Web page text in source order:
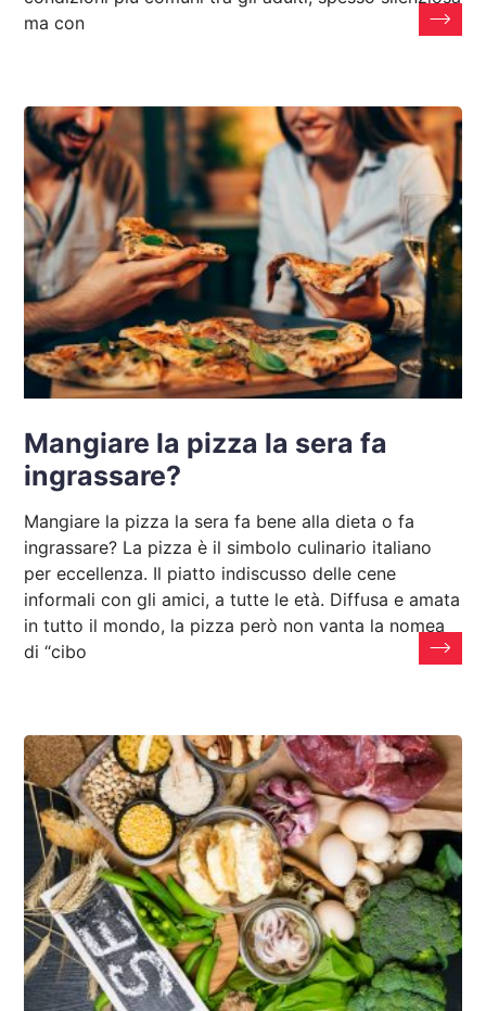
ma con
Mangiare la pizza la sera fa
ingrassare?
Mangiare la pizza la sera fa bene alla dieta o fa
ingrassare? La pizza è il simbolo culinario italiano
per eccellenza. Il piatto indiscusso delle cene
informali con gli amici, a tutte le età. Diffusa e amata
in tutto il mondo, la pizza però non vanta la nomea
di “cibo